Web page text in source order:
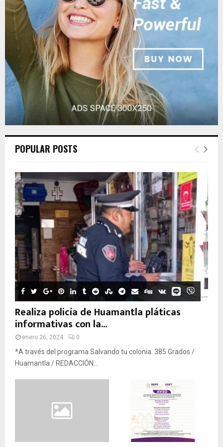
:
C
POPULAR POSTS
Realiza policía de Huamantla pláticas
informativas con la...
enero 26, 2024 0
*A través del programa Salvando tu colonia. 385 Grados /
Huamantla / REDACCIÓN...